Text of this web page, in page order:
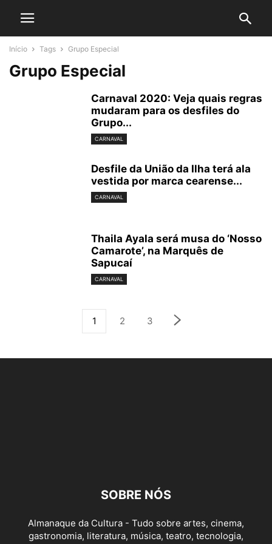
Início Tags Grupo Especial
Grupo Especial
Carnaval 2020: Veja quais regras
mudaram para os desfiles do
Grupo...
CARNAVAL
Desfile da União da Ilha terá ala
vestida por marca cearense...
CARNAVAL
Thaila Ayala será musa do ‘Nosso
Camarote’, na Marquês de
Sapucaí
CARNAVAL
1 2 3
SOBRE NÓS
Almanaque da Cultura - Tudo sobre artes, cinema,
gastronomia, literatura, música, teatro, tecnologia,